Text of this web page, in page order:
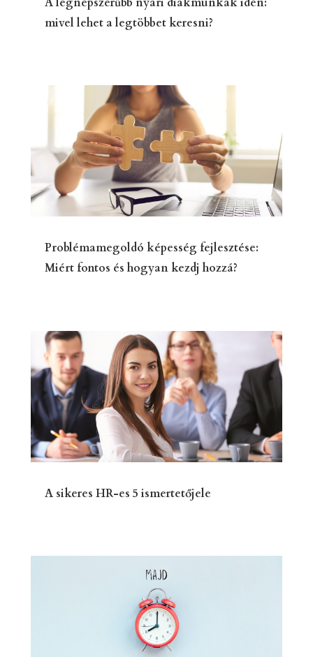
mivel lehet a legtöbbet keresni?
Problémamegoldó képesség fejlesztése:
Miért fontos és hogyan kezdj hozzá?
A sikeres HR-es 5 ismertetőjele